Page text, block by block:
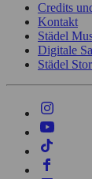
Credits
Kontakt
Städel
Digitale
Städel